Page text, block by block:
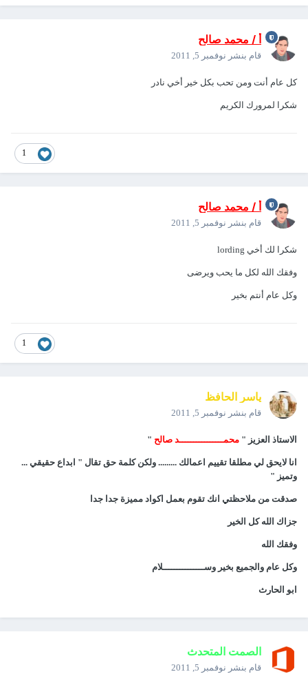
أ / محمد صالح
قام بنشر نوفمبر 5, 2011
كل عام أنت ومن تحب بكل خير أخي نادر
شكرا لمرورك الكريم
1
أ / محمد صالح
قام بنشر نوفمبر 5, 2011
شكرا لك أخي lording
وفقك الله لكل ما يحب ويرضى
وكل عام أنتم بخير
1
ياسر الحافظ
قام بنشر نوفمبر 5, 2011
الاستاذ العزيز " محمــــــــــــــــد صالح "
انا لايحق لي مطلقا تقييم اعمالك ......... ولكن كلمة حق تقال " ابداع حقيقي ...
وتميز "
صدقت من ملاحظتي انك تقوم بعمل اكواد مميزة جدا جدا
جزاك الله كل الخير
وفقك الله
وكل عام والجميع بخير وســـــــــــــــلام
ابو الحارث
الصمت المتحدث
قام بنشر نوفمبر 5, 2011